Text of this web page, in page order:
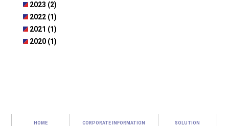
2023 (2)
2022 (1)
2021 (1)
2020 (1)
HOME CORPORATE INFORMATION SOLUTION